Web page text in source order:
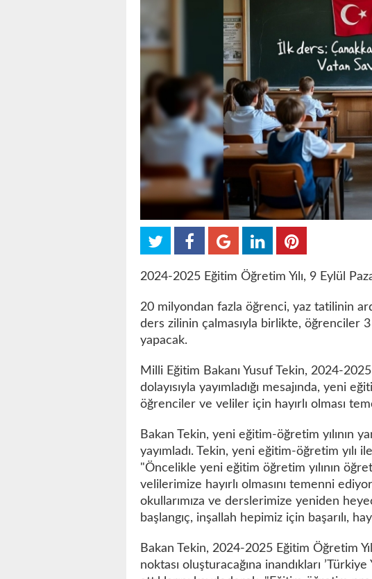
2024-2025 Eğitim Öğretim Yılı, 9 Eylül
20 milyondan fazla öğrenci, yaz tatilinin
ders zilinin çalmasıyla birlikte, öğrenciler
yapacak.
Milli Eğitim Bakanı Yusuf Tekin, 2024-2025
dolayısıyla yayımladığı mesajında, yeni
öğrenciler ve veliler için hayırlı olması
Bakan Tekin, yeni eğitim-öğretim yılının
yayımladı. Tekin, yeni eğitim-öğretim yılı
"Öncelikle yeni eğitim öğretim yılının
velilerimize hayırlı olmasını temenni
okullarımıza ve derslerimize yeniden
başlangıç, inşallah hepimiz için başarılı,
Bakan Tekin, 2024-2025 Eğitim Öğretim
noktası oluşturacağına inandıkları